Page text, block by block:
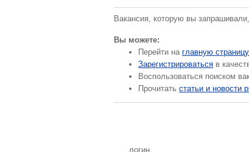
Вакансия, которую вы
Вы можете:
Перейти на главную
Зарегистрироваться в
Воспользоваться поиском
Прочитать статьи и новости
логин